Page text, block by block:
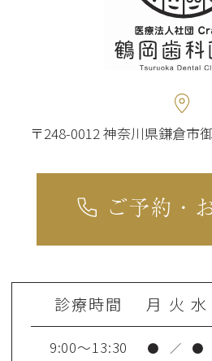
〒248-0012 神奈川県鎌倉市
ご予約・
診療時間 月 火 水
9:00～13:30 ● ／ ●